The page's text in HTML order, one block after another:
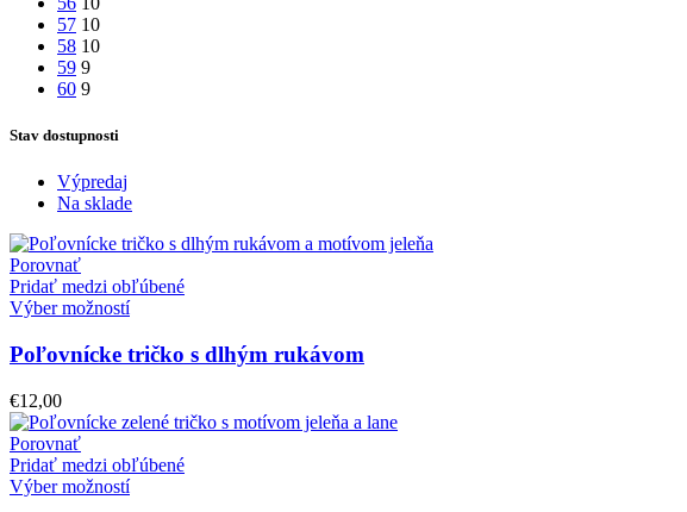
57 10
58 10
59 9
60 9
Stav dostupnosti
Výpredaj
Na sklade
Porovnať
Pridať medzi obľúbené
Výber možností
Poľovnícke tričko s dlhým rukávom
€12,00
Porovnať
Pridať medzi obľúbené
Výber možností